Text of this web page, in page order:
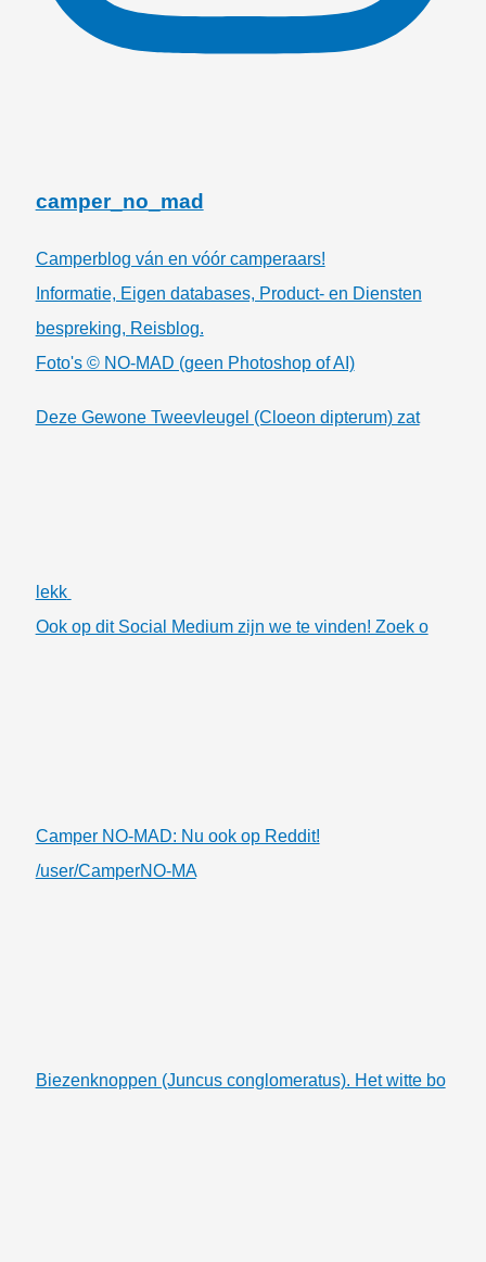
camper_no_mad
Camperblog ván en vóór camperaars!
Informatie, Eigen databases, Product- en Diensten
bespreking, Reisblog.
Foto's © NO-MAD (geen Photoshop of AI)
Deze Gewone Tweevleugel (Cloeon dipterum) zat
lekk
Ook op dit Social Medium zijn we te vinden! Zoek o
Camper NO-MAD: Nu ook op Reddit!
/user/CamperNO-MA
Biezenknoppen (Juncus conglomeratus). Het witte bo